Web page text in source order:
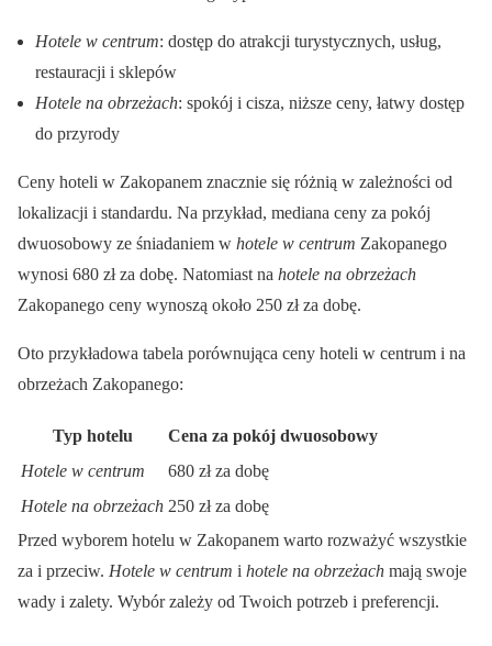
Hotele w centrum: dostęp do atrakcji turystycznych, usług,
restauracji i sklepów
Hotele na obrzeżach: spokój i cisza, niższe ceny, łatwy dostęp
do przyrody
Ceny hoteli w Zakopanem znacznie się różnią w zależności od
lokalizacji i standardu. Na przykład, mediana ceny za pokój
dwuosobowy ze śniadaniem w hotele w centrum Zakopanego
wynosi 680 zł za dobę. Natomiast na hotele na obrzeżach
Zakopanego ceny wynoszą około 250 zł za dobę.
Oto przykładowa tabela porównująca ceny hoteli w centrum i na
obrzeżach Zakopanego:
Typ hotelu
Cena za pokój dwuosobowy
Hotele w centrum
680 zł za dobę
Hotele na obrzeżach 250 zł za dobę
Przed wyborem hotelu w Zakopanem warto rozważyć wszystkie
za i przeciw. Hotele w centrum i hotele na obrzeżach mają swoje
wady i zalety. Wybór zależy od Twoich potrzeb i preferencji.